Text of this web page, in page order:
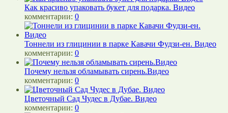
Как красиво упаковать букет для подарка. Видео
комментарии: 0
Тоннели из глицинии в парке Кавачи Фудзи-ен. Видео
комментарии: 0
Почему нельзя обламывать сирень.Видео
комментарии: 0
Цветочный Сад Чудес в Дубае. Видео
комментарии: 0